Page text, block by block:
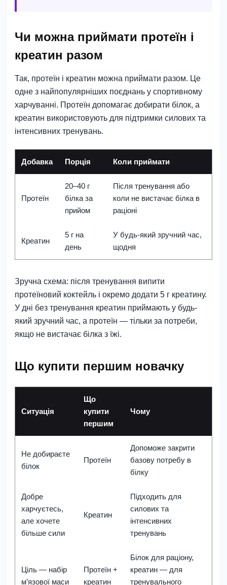
Чи можна приймати протеїн і
креатин разом
Так, протеїн і креатин можна приймати разом. Це
одне з найпопулярніших поєднань у спортивному
харчуванні. Протеїн допомагає добирати білок, а
креатин використовують для підтримки силових та
інтенсивних тренувань.
Добавка Порція Коли приймати
Протеїн
20–40 г
білка за
прийом
Після тренування або
коли не вистачає білка в
раціоні
Креатин
5 г на
день
У будь-який зручний час,
щодня
Зручна схема: після тренування випити
протеїновий коктейль і окремо додати 5 г креатину.
У дні без тренування креатин приймають у будь-
який зручний час, а протеїн — тільки за потреби,
якщо не вистачає білка з їжі.
Що купити першим новачку
Ситуація
Що
купити
першим
Чому
Не добираєте
білок
Протеїн
Допоможе закрити
базову потребу в
білку
Добре
харчуєтесь,
але хочете
більше сили
Креатин
Підходить для
силових та
інтенсивних
тренувань
Ціль — набір
м’язової маси
Протеїн +
креатин
Білок для раціону,
креатин — для
тренувального